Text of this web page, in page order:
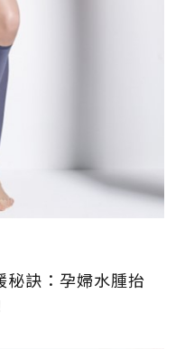
秘訣：孕婦水腫抬